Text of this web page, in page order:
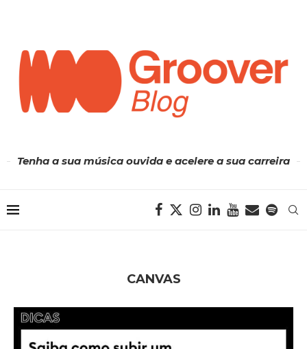
Tenha a sua música ouvida e acelere a sua carreira
CANVAS